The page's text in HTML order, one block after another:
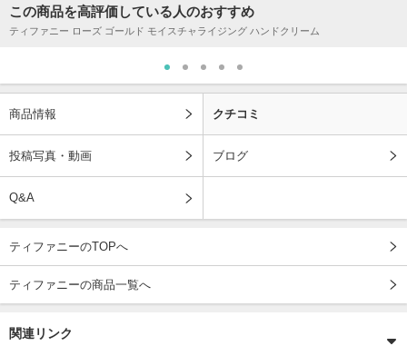
この商品を高評価している人のおすすめ
ティファニー ローズ ゴールド モイスチャライジング ハンドクリーム
商品情報 クチコミ
投稿写真・動画 ブログ
Q&A
ティファニーのTOPへ
ティファニーの商品一覧へ
関連リンク